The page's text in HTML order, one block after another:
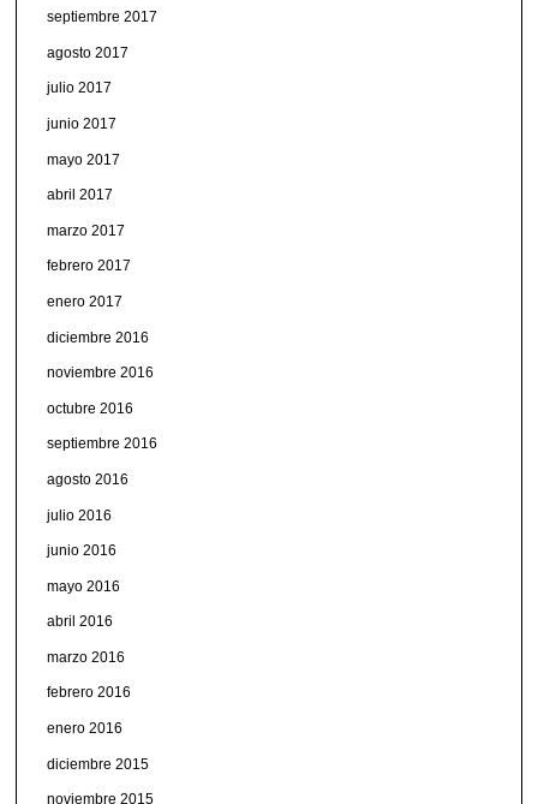
septiembre 2017
agosto 2017
julio 2017
junio 2017
mayo 2017
abril 2017
marzo 2017
febrero 2017
enero 2017
diciembre 2016
noviembre 2016
octubre 2016
septiembre 2016
agosto 2016
julio 2016
junio 2016
mayo 2016
abril 2016
marzo 2016
febrero 2016
enero 2016
diciembre 2015
noviembre 2015